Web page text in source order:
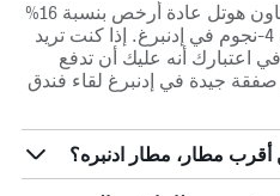
تكون الأسعار لكل ليلة في نيو تاون هوتل عادة أرخص بنسبة 16%
عن المعدل لفنادق ذات تصنيف 4-نجوم في إدنبرغ. إذا كنت تريد
اعتبارك أنه عليك أن تدفع
صفقة جيدة في إدنبرغ لقاء فندق
مطار، مطار ادنبره؟